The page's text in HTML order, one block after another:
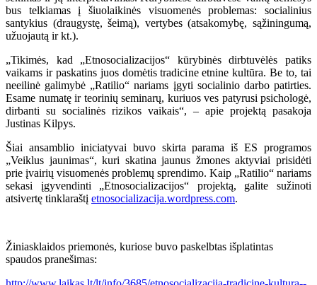
bus telkiamas į šiuolaikinės visuomenės problemas: socialinius
santykius (draugystę, šeimą), vertybes (atsakomybę, sąžiningumą,
užuojautą ir kt.).
„Tikimės, kad „Etnosocializacijos“ kūrybinės dirbtuvėlės patiks
vaikams ir paskatins juos domėtis tradicine etnine kultūra. Be to, tai
neeilinė galimybė „Ratilio“ nariams įgyti socialinio darbo patirties.
Esame numatę ir teorinių seminarų, kuriuos ves patyrusi psichologė,
dirbanti su socialinės rizikos vaikais“, – apie projektą pasakoja
Justinas Kilpys.
Šiai ansamblio iniciatyvai buvo skirta parama iš ES programos
„Veiklus jaunimas“, kuri skatina jaunus žmones aktyviai prisidėti
prie įvairių visuomenės problemų sprendimo. Kaip „Ratilio“ nariams
sekasi įgyvendinti „Etnosocializacijos“ projektą, galite sužinoti
atsivertę tinklaraštį etnosocializacija.wordpress.com.
Žiniasklaidos priemonės, kuriose buvo paskelbtas išplatintas
spaudos pranešimas: